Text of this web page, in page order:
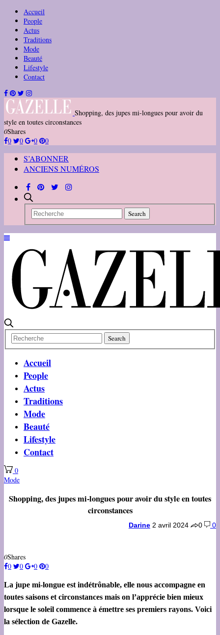
Accueil
People
Actus
Traditions
Mode
Beauté
Lifestyle
Contact
Shopping, des jupes mi-longues pour avoir du
style en toutes circonstances
0Shares
0
0 0 0
S’ABONNER
ANCIENS NUMÉROS
Accueil
People
Actus
Traditions
Mode
Beauté
Lifestyle
Contact
0
Mode
Shopping, des jupes mi-longues pour avoir du style en toutes
circonstances
Darine 2 avril 2024 0 0
0Shares
0
0 0 0
La jupe mi-longue est indétrônable, elle nous accompagne en
toutes saisons et circonstances mais on l’apprécie bien mieux
lorsque le soleil commence à émettre ses premiers rayons. Voici
la sélection de Gazelle.